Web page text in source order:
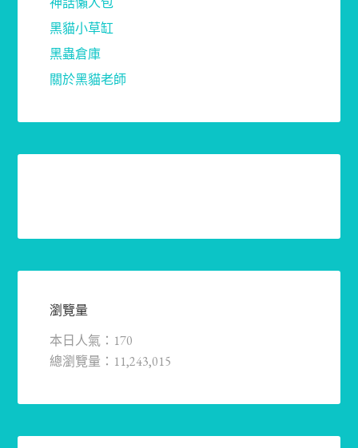
黑貓小草缸
黑蟲倉庫
關於黑貓老師
瀏覽量
本日人氣：170
總瀏覽量：11,243,015